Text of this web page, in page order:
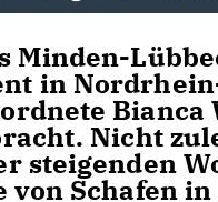
Minden-
in
Nicht
steigenden
von Schafen